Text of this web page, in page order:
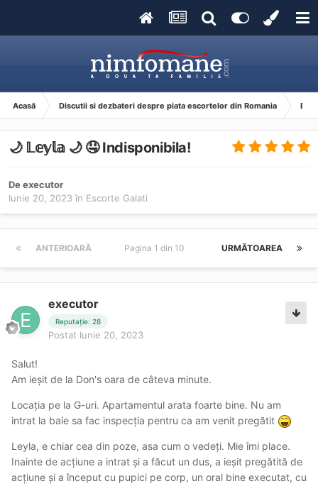
Acasă Discutii si dezbateri despre piata escortelor din Romania
🌙 𝕃𝕖𝕪𝕝𝕒 🌙 🤤 Indisponibila!
Deexecutor
Iunie 20, 2023 în Escorte Galati
ANTERIOARĂ URMĂTOAREA
Pagina 1 din 10
executor
Reputație: 28
Postat Iunie 20, 2023
Salut!
Am ieșit de la Don's oara de câteva minute.
Locația pe la G-uri. Apartamentul arata foarte bine. Nu am
intrat la baie sa fac inspecția pentru ca am venit pregătit
Leyla, e chiar cea din poze, asa cum o vedeți. Mie îmi place.
Inainte de acțiune a intrat și a făcut un dus, a ieșit pregătită de
acțiune și a început cu pupici pe corp, un oral bine executat, cu